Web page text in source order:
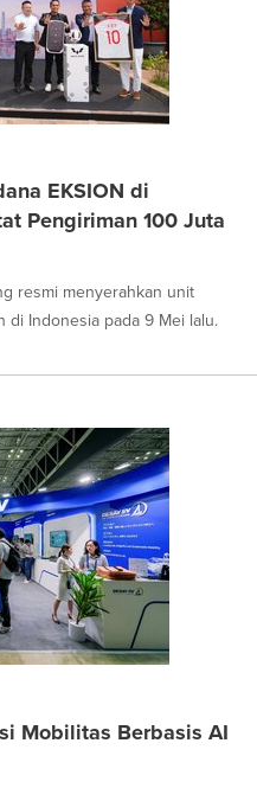
EKSION di
Pengiriman 100 Juta
resmi menyerahkan unit
di Indonesia pada 9 Mei lalu.
Mobilitas Berbasis AI